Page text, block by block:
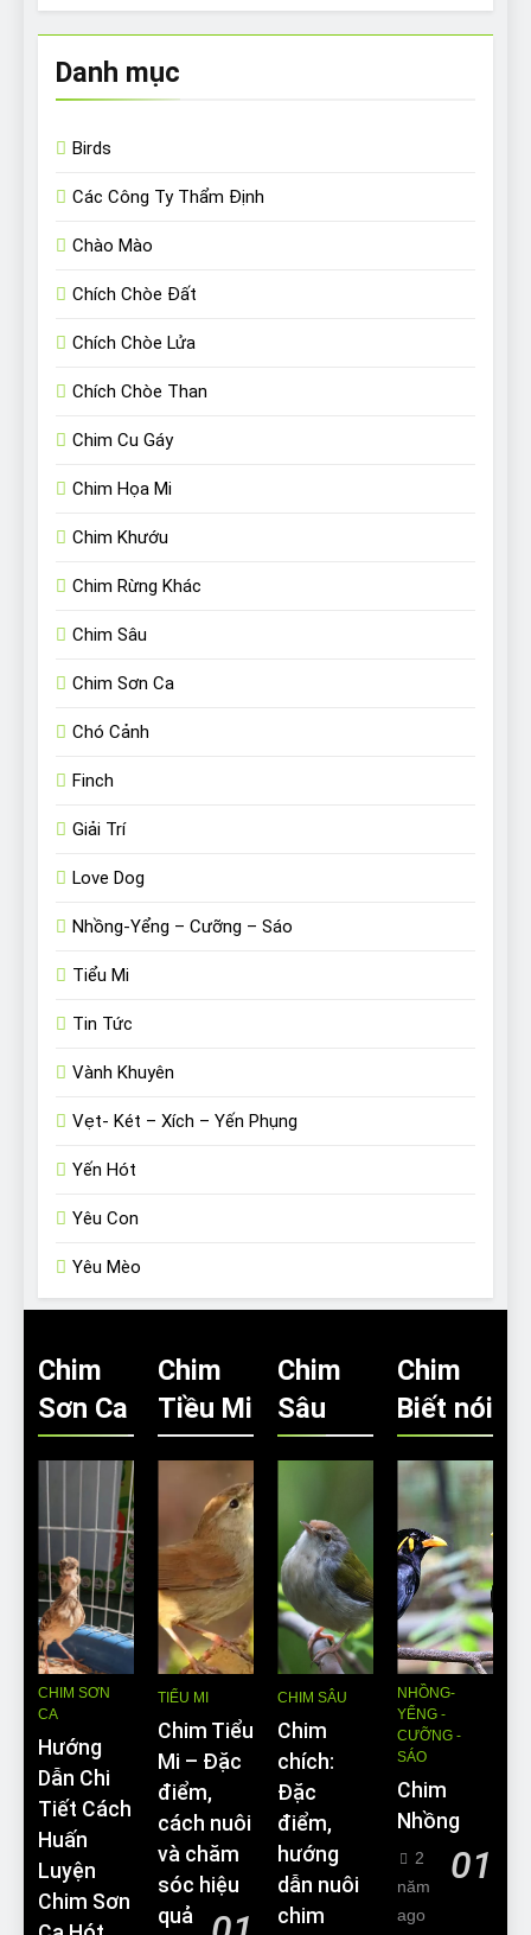
Danh mục
Birds
Các Công Ty Thẩm Định
Chào Mào
Chích Chòe Đất
Chích Chòe Lửa
Chích Chòe Than
Chim Cu Gáy
Chim Họa Mi
Chim Khướu
Chim Rừng Khác
Chim Sâu
Chim Sơn Ca
Chó Cảnh
Finch
Giải Trí
Love Dog
Nhồng-Yểng – Cưỡng – Sáo
Tiểu Mi
Tin Tức
Vành Khuyên
Vẹt- Két – Xích – Yến Phụng
Yến Hót
Yêu Con
Yêu Mèo
Chim
Sơn Ca
CHIM SƠN
CA
Hướng
Dẫn Chi
Tiết Cách
Huấn
Luyện
Chim Sơn
Chim
Tiều Mi
TIỂU MI
Chim Tiểu
Mi – Đặc
điểm,
cách nuôi
và chăm
sóc hiệu
quả
Chim
Sâu
CHIM SÂU
Chim
chích:
Đặc
điểm,
hướng
dẫn nuôi
chim
Chim
Biết nói
NHỒNG-
YỂNG -
CƯỠNG -
SÁO
Chim
Nhồng
01
2
năm
ago